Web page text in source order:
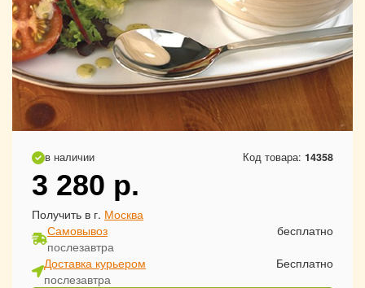
в наличии Код товара: 14358
3 280 р.
Получить в г. Москва
Самовывоз
послезавтра
бесплатно
Доставка курьером
послезавтра
Бесплатно